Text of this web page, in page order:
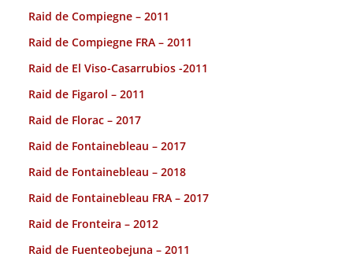
Raid de Compiegne – 2011
Raid de Compiegne FRA – 2011
Raid de El Viso-Casarrubios -2011
Raid de Figarol – 2011
Raid de Florac – 2017
Raid de Fontainebleau – 2017
Raid de Fontainebleau – 2018
Raid de Fontainebleau FRA – 2017
Raid de Fronteira – 2012
Raid de Fuenteobejuna – 2011